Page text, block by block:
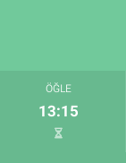
ÖĞLE
13:15